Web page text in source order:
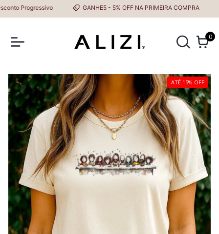
Progressivo GANHE5 - 5% OFF NA PRIMEIRA COMPRA
0
ATÉ 15% OFF